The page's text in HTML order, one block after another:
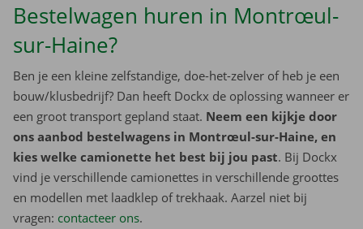
Bestelwagen huren in Montrœul-
sur-Haine?
Ben je een kleine zelfstandige, doe-het-zelver of heb je een
bouw/klusbedrijf? Dan heeft Dockx de oplossing wanneer er
een groot transport gepland staat. Neem een kijkje door
ons aanbod bestelwagens in Montrœul-sur-Haine, en
kies welke camionette het best bij jou past. Bij Dockx
vind je verschillende camionettes in verschillende groottes
en modellen met laadklep of trekhaak. Aarzel niet bij
vragen: contacteer ons.